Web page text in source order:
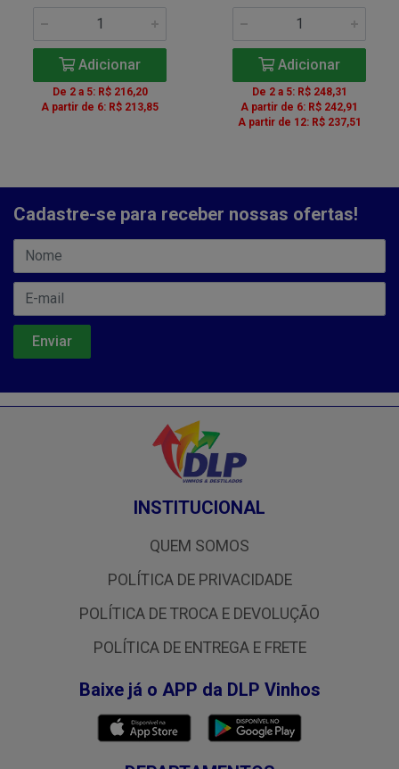
Adicionar
De 2 a 5: R$ 216,20
A partir de 6: R$ 213,85
Adicionar
De 2 a 5: R$ 248,31
A partir de 6: R$ 242,91
A partir de 12: R$ 237,51
Cadastre-se para receber nossas ofertas!
INSTITUCIONAL
QUEM SOMOS
POLÍTICA DE PRIVACIDADE
POLÍTICA DE TROCA E DEVOLUÇÃO
POLÍTICA DE ENTREGA E FRETE
Baixe já o APP da DLP Vinhos